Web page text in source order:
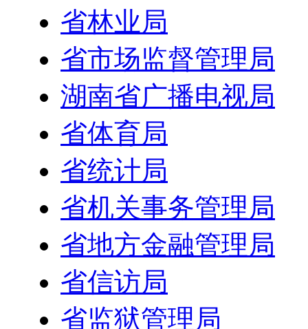
省林业局
省市场监督管理局
湖南省广播电视局
省体育局
省统计局
省机关事务管理局
省地方金融管理局
省信访局
省监狱管理局